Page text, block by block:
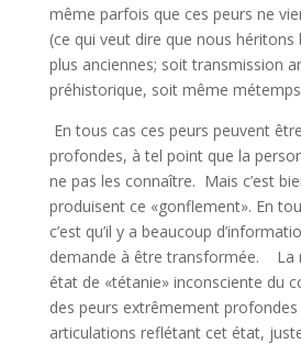
même parfois que ces peurs ne
(ce qui veut dire que nous
plus anciennes; soit transmission
préhistorique, soit même
En tous cas ces peurs peuvent
profondes, à tel point que la
ne pas les connaître. Mais c’est
produisent ce «gonflement». En
c’est qu’il y a beaucoup
demande à être transformée. La
état de «tétanie» inconsciente du
des peurs extrêmement profondes
articulations reflétant cet état,